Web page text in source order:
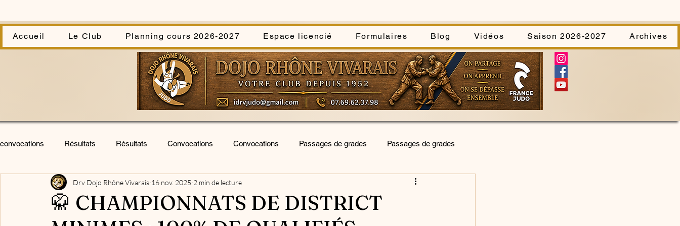
Accueil Le Club Planning cours 2026-2027 Espace licencié Formulaires Blog Vidéos Saison 2026-2027 Archives
convocations Résultats Résultats Convocations Convocations Passages de grades Passages de grades
infos Stage Stage Cérémonie forum séances inititiation-découverte
Stage U.V. Animations club kata sportif assemblée générale Kata Sportif
🥋 CHAMPIONNATS DE DISTRICT
Drv Dojo Rhône Vivarais 16 nov. 2025 2 min de lecture